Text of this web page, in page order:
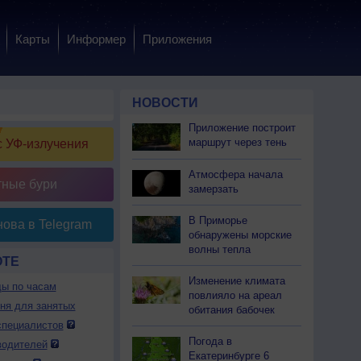
Карты Информер Приложения
УФ-излучения
бури
в Telegram
по часам
для занятых
НОВОСТИ
Приложение построит
маршрут через тень
Атмосфера начала
замерзать
В Приморье
обнаружены морские
волны тепла
Изменение климата
повлияло на ареал
обитания бабочек
Погода в
Екатеринбурге 6